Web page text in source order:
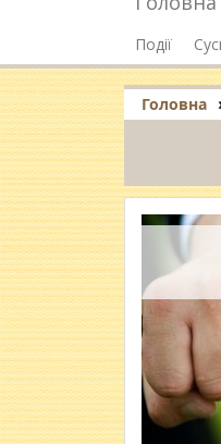
Події
Головна